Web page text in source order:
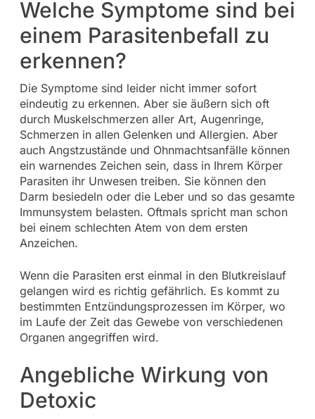
Welche Symptome sind bei
einem Parasitenbefall zu
erkennen?
Die Symptome sind leider nicht immer sofort
eindeutig zu erkennen. Aber sie äußern sich oft
durch Muskelschmerzen aller Art, Augenringe,
Schmerzen in allen Gelenken und Allergien. Aber
auch Angstzustände und Ohnmachtsanfälle können
ein warnendes Zeichen sein, dass in Ihrem Körper
Parasiten ihr Unwesen treiben. Sie können den
Darm besiedeln oder die Leber und so das gesamte
Immunsystem belasten. Oftmals spricht man schon
bei einem schlechten Atem von dem ersten
Anzeichen.
Wenn die Parasiten erst einmal in den Blutkreislauf
gelangen wird es richtig gefährlich. Es kommt zu
bestimmten Entzündungsprozessen im Körper, wo
im Laufe der Zeit das Gewebe von verschiedenen
Organen angegriffen wird.
Angebliche Wirkung von
Detoxic